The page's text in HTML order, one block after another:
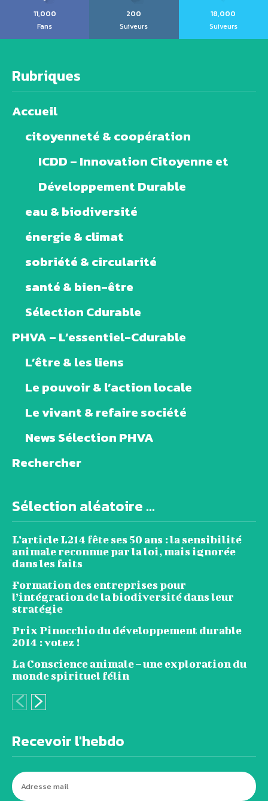
11,000
Fans
200
Suiveurs
18,000
Suiveurs
Rubriques
Accueil
citoyenneté & coopération
ICDD – Innovation Citoyenne et
Développement Durable
eau & biodiversité
énergie & climat
sobriété & circularité
santé & bien-être
Sélection Cdurable
PHVA – L’essentiel-Cdurable
L’être & les liens
Le pouvoir & l’action locale
Le vivant & refaire société
News Sélection PHVA
Rechercher
Sélection aléatoire ...
L’article L214 fête ses 50 ans : la sensibilité
animale reconnue par la loi, mais ignorée
dans les faits
Formation des entreprises pour
l’intégration de la biodiversité dans leur
stratégie
Prix Pinocchio du développement durable
2014 : votez !
La Conscience animale – une exploration du
monde spirituel félin
Recevoir l'hebdo